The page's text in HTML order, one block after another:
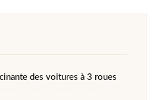
des voitures à 3 roues